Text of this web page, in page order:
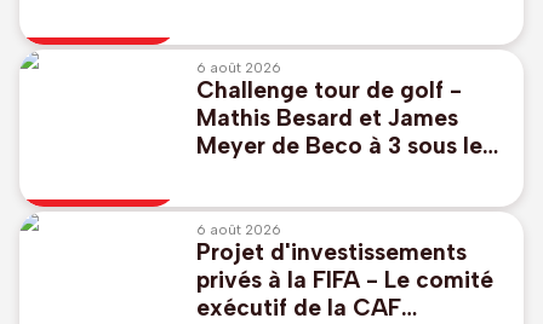
6 août 2026
Challenge tour de golf -
Mathis Besard et James
Meyer de Beco à 3 sous le
Scottish Challenge
6 août 2026
Projet d'investissements
privés à la FIFA - Le comité
exécutif de la CAF